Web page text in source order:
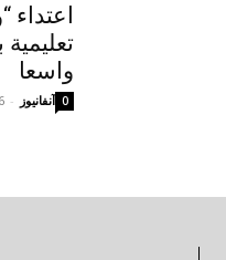
واسعا
آنفانيوز -
26 0